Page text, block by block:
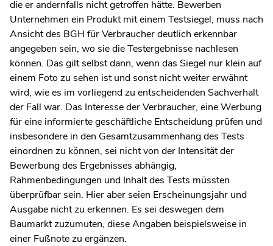
die er andernfalls nicht getroffen hätte. Bewerben
Unternehmen ein Produkt mit einem Testsiegel, muss nach
Ansicht des BGH für Verbraucher deutlich erkennbar
angegeben sein, wo sie die Testergebnisse nachlesen
können. Das gilt selbst dann, wenn das Siegel nur klein auf
einem Foto zu sehen ist und sonst nicht weiter erwähnt
wird, wie es im vorliegend zu entscheidenden Sachverhalt
der Fall war. Das Interesse der Verbraucher, eine Werbung
für eine informierte geschäftliche Entscheidung prüfen und
insbesondere in den Gesamtzusammenhang des Tests
einordnen zu können, sei nicht von der Intensität der
Bewerbung des Ergebnisses abhängig,
Rahmenbedingungen und Inhalt des Tests müssten
überprüfbar sein. Hier aber seien Erscheinungsjahr und
Ausgabe nicht zu erkennen. Es sei deswegen dem
Baumarkt zuzumuten, diese Angaben beispielsweise in
einer Fußnote zu ergänzen.